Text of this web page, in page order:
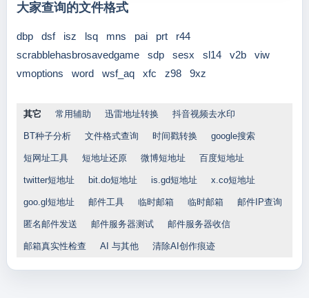
大家查询的文件格式
dbp dsf isz lsq mns pai prt
r44
scrabblehasbrosavedgame
sdp sesx sl14 v2b
viw
vmoptions
word wsf_aq xfc z98 9xz
其它 常用辅助 迅雷地址转换 抖音视频去水印
BT种子分析 文件格式查询 时间戳转换 google搜索
短网址工具 短地址还原 微博短地址 百度短地址
twitter短地址 bit.do短地址 is.gd短地址 x.co短地址
goo.gl短地址 邮件工具 临时邮箱 临时邮箱 邮件IP查询
匿名邮件发送 邮件服务器测试 邮件服务器收信
邮箱真实性检查 AI 与其他 清除AI创作痕迹